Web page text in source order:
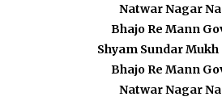
Natwar Nagar
Bhajo Re Mann
Shyam Sundar Mukh
Bhajo Re Mann
Natwar Nagar